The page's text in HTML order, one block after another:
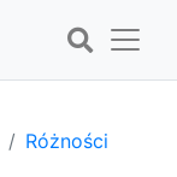
Różności